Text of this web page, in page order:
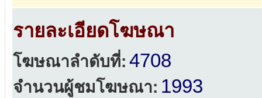
รายละเอียดโฆษณา
โฆษณาลำดับที่: 4708
จำนวนผู้ชมโฆษณา: 1993